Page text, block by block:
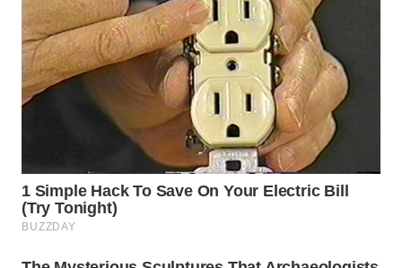
WN
TANJUNG
LESUNG
WN
SIMALUNGUN
WN